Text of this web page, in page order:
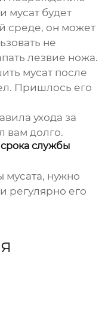
мусат будет
среде, он может
не
лезвие ножа.
мусат после
Пришлось его
ухода за
вам долго.
службы
мусата, нужно
регулярно его